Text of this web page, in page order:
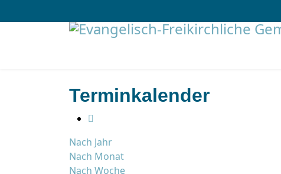
Terminkalender
Nach Jahr
Nach Monat
Nach Woche